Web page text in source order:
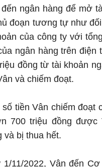
đến ngân hàng để mở
đoạn tương tự như
của công ty với
ngân hàng trên
đồng từ tài khoản
và chiếm đoạt.
số tiền Vân chiếm đoạt
700 triệu đồng được
và bị thua hết.
1/11/2022, Vân đến